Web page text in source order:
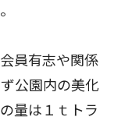
員有志や関係
公園内の美化
量は１ｔトラ